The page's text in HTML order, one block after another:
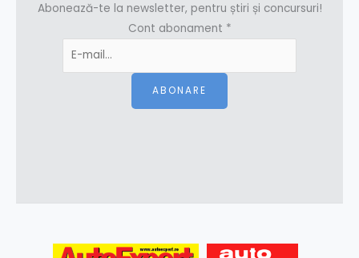
Abonează-te la newsletter, pentru știri și concursuri!
Cont abonament *
ABONARE